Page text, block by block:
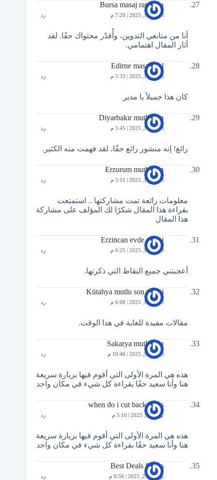
Bursa masaj randevu
أكتوبر 11, 2025 | 7:20 م رد
أنا من متابعي التدوين، وأُقدّر محتواك حقًا. لقد
أثار المقال اهتمامي.
Edirne masaj otel
أكتوبر 13, 2025 | 5:33 م رد
كان هذا جميلاً يا مدير
Diyarbakır mutlu son
أكتوبر 13, 2025 | 5:45 م رد
رائع! إنه منشور رائع حقًا، لقد فهمت منه الكثير.
Erzurum mutlu son
أكتوبر 13, 2025 | 5:51 م رد
معلومات رائعة تمت مشاركتها .. استمتعت
بقراءة هذا المقال شكرًا لك المؤلف على مشاركة
هذا المقال
Erzincan evde masaj
أكتوبر 13, 2025 | 6:25 م رد
أعجبتني جميع النقاط التي ذكرتها.
Kütahya mutlu son masaj
أكتوبر 15, 2025 | 6:08 م رد
مقالات مفيدة للغاية في هذا الوقت.
Sakarya mutlu son
أكتوبر 15, 2025 | 10:46 م رد
هذه هي المرة الأولى التي أقوم فيها بزيارة سريعة
هنا وأنا سعيد حقًا بقراءة كل شيء في مكان واحد
when do i cut back irises
نوفمبر 9, 2025 | 5:10 م رد
هذه هي المرة الأولى التي أقوم فيها بزيارة سريعة
هنا وأنا سعيد حقًا بقراءة كل شيء في مكان واحد
Best Deals Shoes
نوفمبر 25, 2025 | 8:56 م رد